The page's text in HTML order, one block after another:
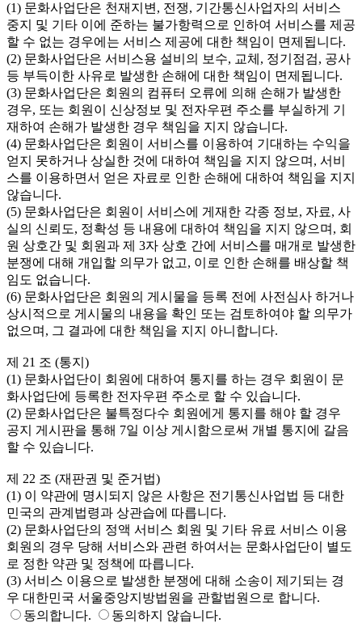
(1) 문화사업단은 천재지변, 전쟁, 기간통신사업자의 서비스
중지 및 기타 이에 준하는 불가항력으로 인하여 서비스를 제공
할 수 없는 경우에는 서비스 제공에 대한 책임이 면제됩니다.
(2) 문화사업단은 서비스용 설비의 보수, 교체, 정기점검, 공사
등 부득이한 사유로 발생한 손해에 대한 책임이 면제됩니다.
(3) 문화사업단은 회원의 컴퓨터 오류에 의해 손해가 발생한
경우, 또는 회원이 신상정보 및 전자우편 주소를 부실하게 기
재하여 손해가 발생한 경우 책임을 지지 않습니다.
(4) 문화사업단은 회원이 서비스를 이용하여 기대하는 수익을
얻지 못하거나 상실한 것에 대하여 책임을 지지 않으며, 서비
스를 이용하면서 얻은 자료로 인한 손해에 대하여 책임을 지지
않습니다.
(5) 문화사업단은 회원이 서비스에 게재한 각종 정보, 자료, 사
실의 신뢰도, 정확성 등 내용에 대하여 책임을 지지 않으며, 회
원 상호간 및 회원과 제 3자 상호 간에 서비스를 매개로 발생한
분쟁에 대해 개입할 의무가 없고, 이로 인한 손해를 배상할 책
임도 없습니다.
(6) 문화사업단은 회원의 게시물을 등록 전에 사전심사 하거나
상시적으로 게시물의 내용을 확인 또는 검토하여야 할 의무가
없으며, 그 결과에 대한 책임을 지지 아니합니다.
제 21 조 (통지)
(1) 문화사업단이 회원에 대하여 통지를 하는 경우 회원이 문
화사업단에 등록한 전자우편 주소로 할 수 있습니다.
(2) 문화사업단은 불특정다수 회원에게 통지를 해야 할 경우
공지 게시판을 통해 7일 이상 게시함으로써 개별 통지에 갈음
할 수 있습니다.
제 22 조 (재판권 및 준거법)
(1) 이 약관에 명시되지 않은 사항은 전기통신사업법 등 대한
민국의 관계법령과 상관습에 따릅니다.
(2) 문화사업단의 정액 서비스 회원 및 기타 유료 서비스 이용
회원의 경우 당해 서비스와 관련 하여서는 문화사업단이 별도
로 정한 약관 및 정책에 따릅니다.
(3) 서비스 이용으로 발생한 분쟁에 대해 소송이 제기되는 경
우 대한민국 서울중앙지방법원을 관할법원으로 합니다.
동의합니다.
동의하지 않습니다.